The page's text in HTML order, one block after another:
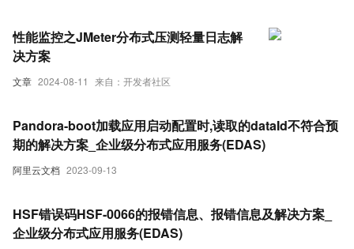
文章 2024-08-11 来自：开发者社区
性能监控之JMeter分布式压测轻量日志解
决方案
阿里云文档 2023-09-13
Pandora-boot加载应用启动配置时,读取的dataId不符合预
期的解决方案_企业级分布式应用服务(EDAS)
HSF错误码HSF-0066的报错信息、报错信息及解决方案_
企业级分布式应用服务(EDAS)